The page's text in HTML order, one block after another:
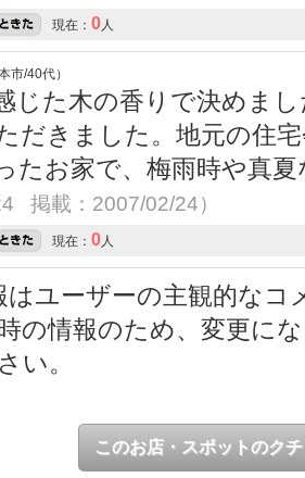
現在： 0 人
市/40代）
じた木の香りで決めま
だきました。地元の住
たお家で、梅雨時や真
掲載：2007/02/24）
現在： 0 人
ユーザーの主観的なコ
の情報のため、変更に
い。
このお店・スポットのク